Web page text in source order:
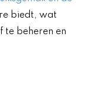
biedt, wat
te beheren en